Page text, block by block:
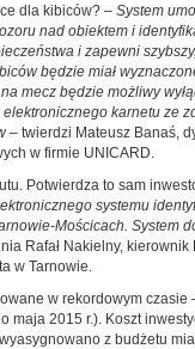
dla kibiców? – System
nad obiektem i
i zapewni
będzie miał
mecz będzie możliwy
karnetu ze
– twierdzi Mateusz Banaś,
w firmie UNICARD.
Potwierdza to sam
systemu
Mościcach. System
Rafał Nakielny, kierownik
w Tarnowie.
w rekordowym czasie
maja 2015 r.). Koszt
z budżetu